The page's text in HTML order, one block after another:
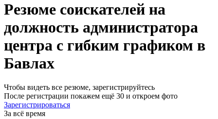
Резюме соискателей на
должность администратора
центра с гибким графиком в
Бавлах
Чтобы видеть все резюме, зарегистрируйтесь
После регистрации покажем ещё 30 и откроем фото
Зарегистрироваться
За всё время